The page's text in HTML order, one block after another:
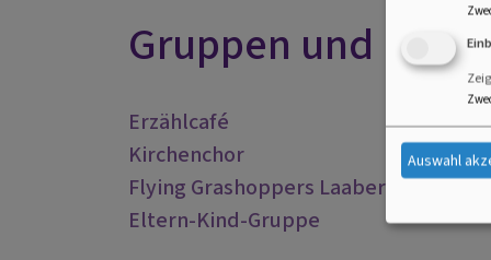
Gruppen und
Erzählcafé
Kirchenchor
Flying Grashoppers Laabertal
Eltern-Kind-Gruppe
Auswahl